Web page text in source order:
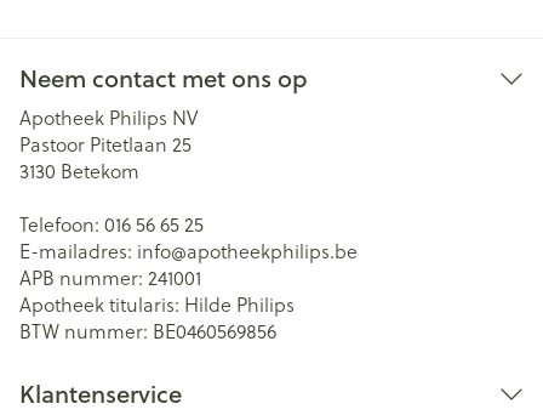
Neem contact met ons op
Apotheek Philips NV
Pastoor Pitetlaan 25
3130 Betekom
Telefoon: 016 56 65 25
E-mailadres: info@apotheekphilips.be
APB nummer: 241001
Apotheek titularis: Hilde Philips
BTW nummer: BE0460569856
Klantenservice